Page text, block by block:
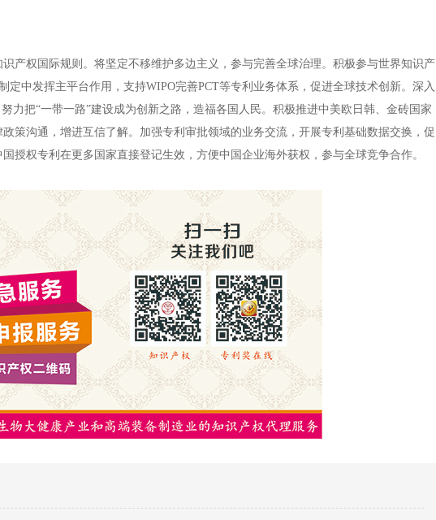
产权国际规则。将坚定不移维护多边主义，参与完善全球治理。积极参与世界知识产
中发挥主平台作用，支持WIPO完善PCT等专利业务体系，促进全球技术创新。深入
力把“一带一路”建设成为创新之路，造福各国人民。积极推进中美欧日韩、金砖国家
策沟通，增进互信了解。加强专利审批领域的业务交流，开展专利基础数据交换，促
授权专利在更多国家直接登记生效，方便中国企业海外获权，参与全球竞争合作。